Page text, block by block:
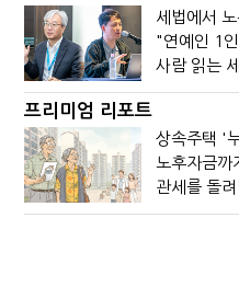
프리미엄 리포트